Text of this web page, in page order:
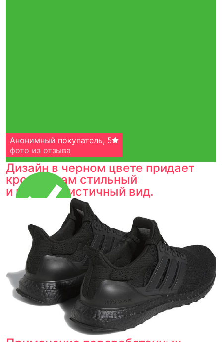
Тройная гарантия
оригинальности
Товар сертифицирован и опломбирован.
Проверяем на оригинальность
по 16 параметрам.
Если придёт подделка — вернём деньги
в трёхкратном размере.
Как мы провеяем товары
Анонимный покупатель, 5
фото из отзыва
Дизайн в черном цвете придает
кроссовкам стильный
и минималистичный вид.